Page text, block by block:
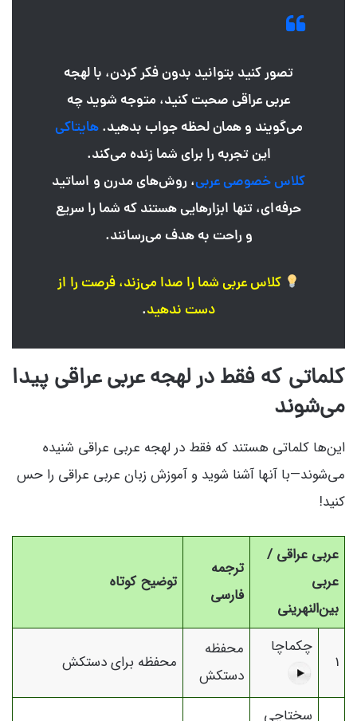
تصور کنید بتوانید بدون فکر کردن، با لهجه
عربی عراقی صحبت کنید، متوجه شوید چه
می‌گویند و همان لحظه جواب بدهید.هایتاکی
این تجربه را برای شما زنده می‌کند.
کلاس خصوصی عربی، روش‌های مدرن و اساتید
حرفه‌ای، تنها ابزارهایی هستند که شما را سریع
و راحت به هدف می‌رسانند.
کلاس عربی شما را صدا می‌زند، فرصت را از
دست ندهید.
کلماتی که فقط در لهجه عربی عراقی پیدا
می‌شوند
این‌ها کلماتی هستند که فقط در لهجه عربی عراقی شنیده
می‌شوند—با آنها آشنا شوید و آموزش زبان عربی عراقی را حس
کنید!
عربی عراقی /
عربی
بین‌النهرینی
ترجمه
فارسی
توضیح کوتاه
1
چکماچا
محفظه
دستکش
محفظه برای دستکش
سختاچی